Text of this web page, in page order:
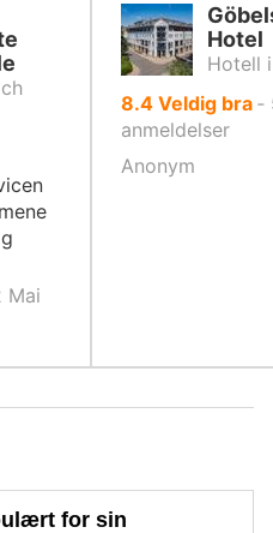
Mai
Hotel
Hotell
8.4av
10,
Veldig bra ‐
anmeldelser
Anonym
for sin